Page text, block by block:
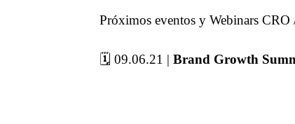
Próximos eventos y Webinars
🗓 09.06.21 | Brand Growth